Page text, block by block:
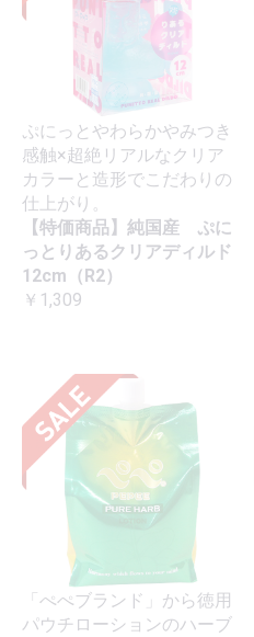
ぷにっとやわらかやみつき
感触×超絶リアルなクリア
カラーと造形でこだわりの
仕上がり。
【特価商品】純国産 ぷに
っとりあるクリアディルド
12cm（R2）
￥1,309
「ぺぺブランド」から徳用
パウチローションのハーブ